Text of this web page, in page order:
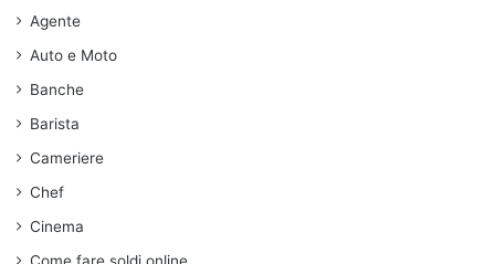
Agente
Auto e Moto
Banche
Barista
Cameriere
Chef
Cinema